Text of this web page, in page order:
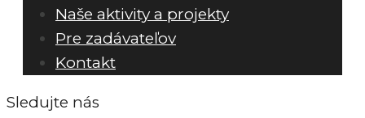
Naše aktivity a projekty
Pre zadávateľov
Kontakt
Sledujte nás